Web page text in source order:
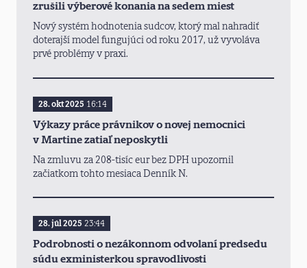
zrušili výberové konania na sedem miest
Nový systém hodnotenia sudcov, ktorý mal nahradiť
doterajší model fungujúci od roku 2017, už vyvoláva
prvé problémy v praxi.
28. okt 2025 16:14
Výkazy práce právnikov o novej nemocnici
v Martine zatiaľ neposkytli
Na zmluvu za 208-tisíc eur bez DPH upozornil
začiatkom tohto mesiaca Denník N.
28. júl 2025 23:44
Podrobnosti o nezákonnom odvolaní predsedu
súdu exministerkou spravodlivosti